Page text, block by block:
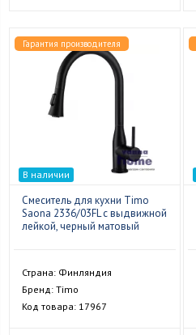
Гарантия производителя
В наличии
Смеситель для кухни Timo
Saona 2336/03FL с выдвижной
лейкой, черный матовый
Страна: Финляндия
Бренд: Timo
Код товара: 17967